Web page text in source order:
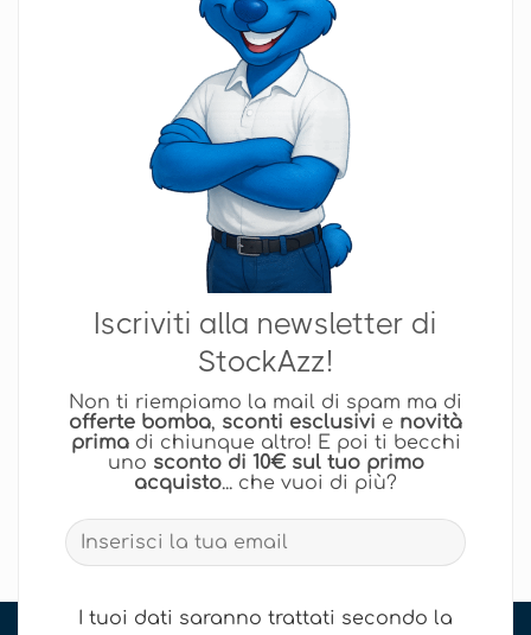
Iscriviti alla newsletter di
StockAzz!
Non ti riempiamo la mail di spam ma di
offerte bomba, sconti esclusivi e novità
primadi chiunque altro! E poi ti becchi
uno sconto di 10€ sul tuo primo
acquisto... che vuoi di più?
I tuoi dati saranno trattati secondo la